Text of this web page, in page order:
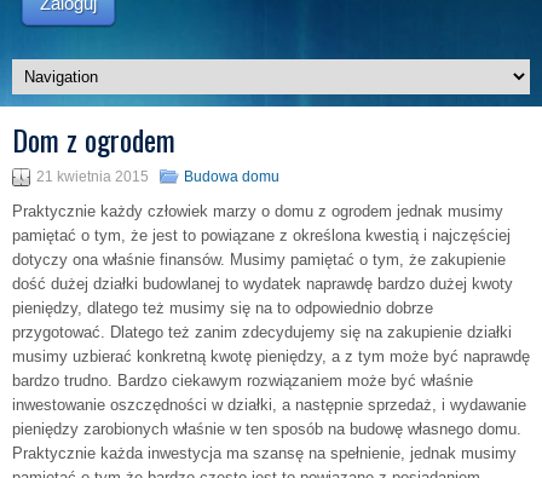
Dom z ogrodem
21 kwietnia 2015 Budowa domu
Praktycznie każdy człowiek marzy o domu z ogrodem jednak musimy
pamiętać o tym, że jest to powiązane z określona kwestią i najczęściej
dotyczy ona właśnie finansów. Musimy pamiętać o tym, że zakupienie
dość dużej działki budowlanej to wydatek naprawdę bardzo dużej kwoty
pieniędzy, dlatego też musimy się na to odpowiednio dobrze
przygotować. Dlatego też zanim zdecydujemy się na zakupienie działki
musimy uzbierać konkretną kwotę pieniędzy, a z tym może być naprawdę
bardzo trudno. Bardzo ciekawym rozwiązaniem może być właśnie
inwestowanie oszczędności w działki, a następnie sprzedaż, i wydawanie
pieniędzy zarobionych właśnie w ten sposób na budowę własnego domu.
Praktycznie każda inwestycja ma szansę na spełnienie, jednak musimy